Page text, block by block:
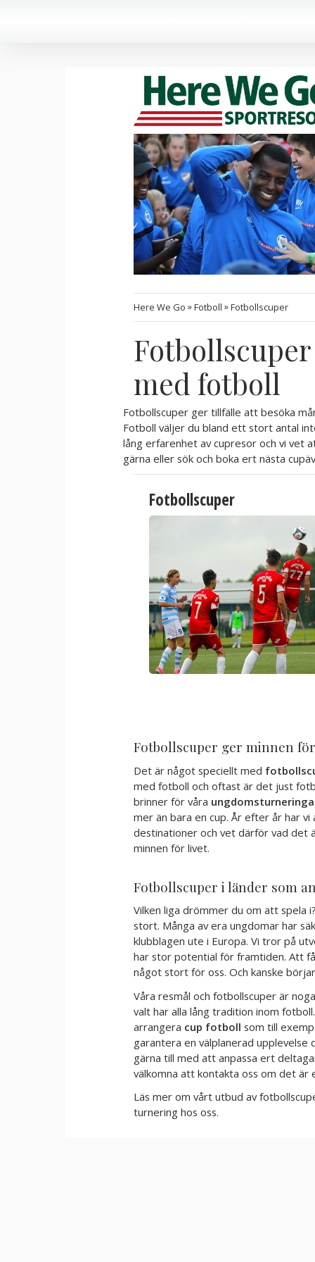
Here We Go »Fotboll »Fotbollscuper
med fotboll
Fotbollscuper ger tillfälle att besöka
Fotboll väljer du bland ett stort antal
lång erfarenhet av cupresor och vi vet
gärna eller sök och boka ert nästa
Fotbollscuper
Fotbollscuper ger minnen
Det är något speciellt med
med fotboll och oftast är det just
brinner för våra
mer än bara en cup. År efter år har
destinationer och vet därför vad det
minnen för livet.
Fotbollscuper i länder som
Vilken liga drömmer du om att spela
stort. Många av era ungdomar har
klubblagen ute i Europa. Vi tror på
har stor potential för framtiden. Att
något stort för oss. Och kanske
Våra resmål och fotbollscuper är
valt har alla lång tradition inom
arrangera cup fotboll som till
garantera en välplanerad
gärna till med att anpassa ert
välkomna att kontakta oss om det är
Läs mer om vårt utbud av
turnering hos oss.